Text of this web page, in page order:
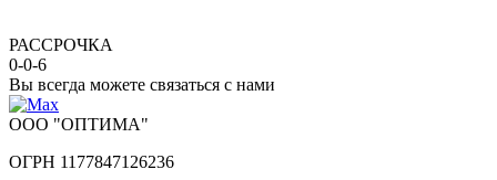
РАССРОЧКА
0-0-6
Вы всегда можете связаться с нами
ООО "ОПТИМА"
ОГРН 1177847126236